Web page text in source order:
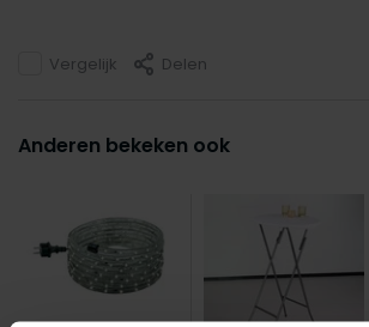
Vergelijk Delen
Anderen bekeken ook